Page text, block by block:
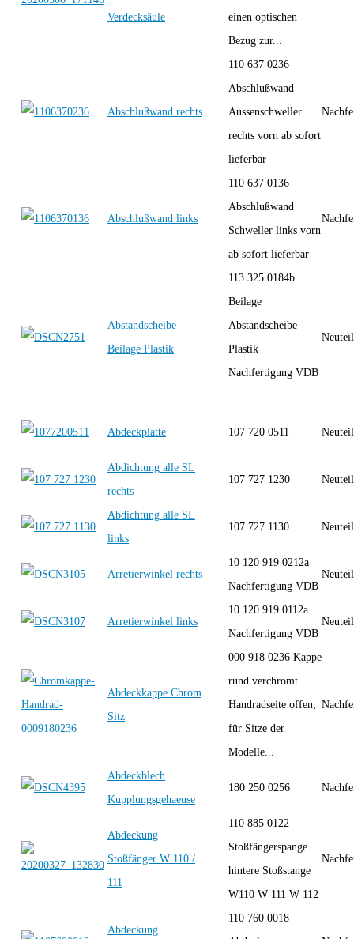
Verdecksäule
einen optischen
Bezug zur...
Abschlußwand rechts
110 637 0236
Abschlußwand
Aussenschweller
rechts vorn ab sofort
lieferbar
Abschlußwand links
110 637 0136
Abschlußwand
Schweller links vorn
ab sofort lieferbar
Abstandscheibe
Beilage Plastik
113 325 0184b
Beilage
Abstandscheibe
Plastik
Nachfertigung VDB
Abdeckplatte 107 720 0511
Abdichtung alle SL
rechts
107 727 1230
Abdichtung alle SL
links
107 727 1130
Arretierwinkel rechts
10 120 919 0212a
Nachfertigung VDB
Arretierwinkel links
10 120 919 0112a
Nachfertigung VDB
Abdeckkappe Chrom
Sitz
000 918 0236 Kappe
rund verchromt
Handradseite offen;
für Sitze der
Modelle...
Abdeckblech
Kupplungsgehaeuse
180 250 0256
Abdeckung
Stoßfänger W 110 /
111
110 885 0122
Stoßfängerspange
hintere Stoßstange
W110 W 111 W 112
Abdeckung
110 760 0018